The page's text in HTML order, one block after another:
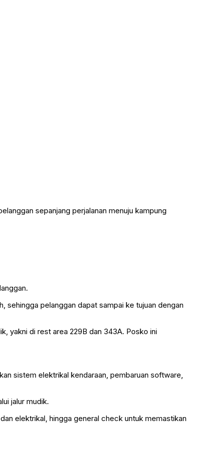
sepanjang perjalanan menuju kampung
sehingga pelanggan dapat sampai ke tujuan dengan
yakni di rest area 229B dan 343A. Posko ini
sistem elektrikal kendaraan, pembaruan software,
jalur mudik.
elektrikal, hingga general check untuk memastikan